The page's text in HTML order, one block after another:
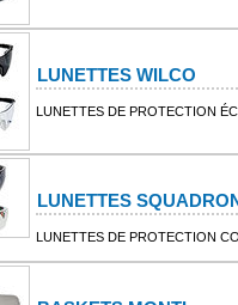
LUNETTES WILCO
LUNETTES DE PROTECTION
LUNETTES
LUNETTES DE PROTECTION